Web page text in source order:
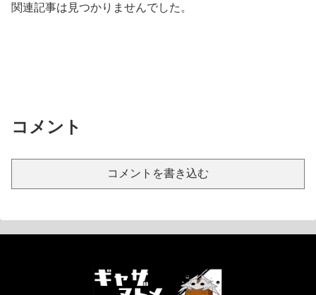
関連記事は見つかりませんでした。
コメント
コメントを書き込む